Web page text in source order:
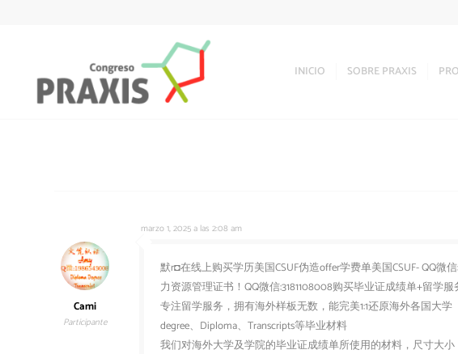
INICIO SOBRE PRAXIS
marzo 1, 2025 a las 2:08 am
Cami
Participante
默r◘在线上购买学历美国CSUF伪造offer学费单美国CSUF- QQ微
力资源管理证书！QQ微信:3181108008购买毕业证成绩单+留学
专注留学服务，拥有海外样板无数，能完美1:1还原海外各国大学
degree、Diploma、Transcripts等毕业材料
我们对海外大学及学院的毕业证成绩单所使用的材料，尺寸大小